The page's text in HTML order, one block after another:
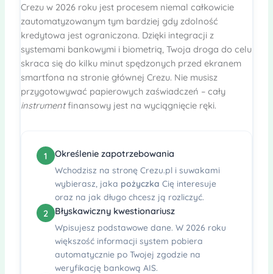
Crezu w 2026 roku jest procesem niemal całkowicie
zautomatyzowanym tym bardziej gdy zdolność
kredytowa jest ograniczona. Dzięki integracji z
systemami bankowymi i biometrią, Twoja droga do celu
skraca się do kilku minut spędzonych przed ekranem
smartfona na stronie głównej Crezu. Nie musisz
przygotowywać papierowych zaświadczeń – cały
instrumentfinansowy jest na wyciągnięcie ręki.
1 Określenie zapotrzebowania
Wchodzisz na stronę Crezu.pl i suwakami
wybierasz, jaka pożyczka Cię interesuje
oraz na jak długo chcesz ją rozliczyć.
2 Błyskawiczny kwestionariusz
Wpisujesz podstawowe dane. W 2026 roku
większość informacji system pobiera
automatycznie po Twojej zgodzie na
weryfikację bankową AIS.